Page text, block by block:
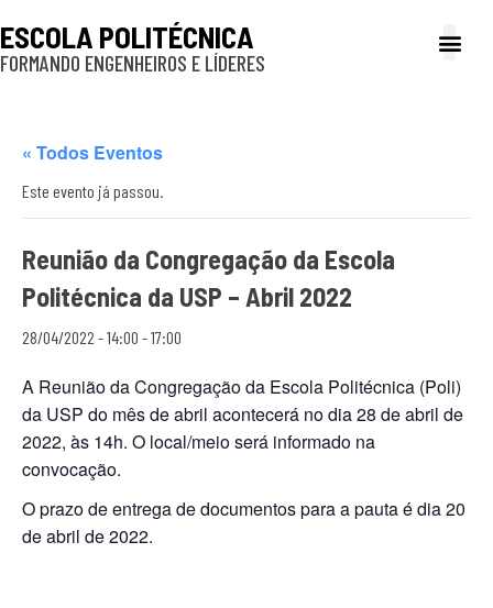
ESCOLA POLITÉCNICA
FORMANDO ENGENHEIROS E LÍDERES
« Todos Eventos
Este evento já passou.
Reunião da Congregação da Escola
Politécnica da USP – Abril 2022
28/04/2022 - 14:00 -17:00
A Reunião da Congregação da Escola Politécnica (Poli)
da USP do mês de abril acontecerá no dia 28 de abril de
2022, às 14h. O local/meio será informado na
convocação.
O prazo de entrega de documentos para a pauta é dia 20
de abril de 2022.